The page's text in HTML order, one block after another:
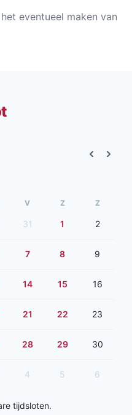
eventueel maken van
V Z Z
31 1 2
7 8 9
14 15 16
21 22 23
28 29 30
4 5 6
tijdsloten.